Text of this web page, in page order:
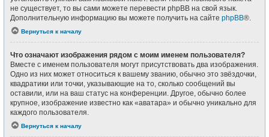
не существует, то вы сами можете перевести phpBB на свой язык.
Дополнительную информацию вы можете получить на сайте phpBB®.
Вернуться к началу
Что означают изображения рядом с моим именем пользователя?
Вместе с именем пользователя могут присутствовать два изображения.
Одно из них может относиться к вашему званию, обычно это звёздочки,
квадратики или точки, указывающие на то, сколько сообщений вы
оставили, или на ваш статус на конференции. Другое, обычно более
крупное, изображение известно как «аватара» и обычно уникально для
каждого пользователя.
Вернуться к началу